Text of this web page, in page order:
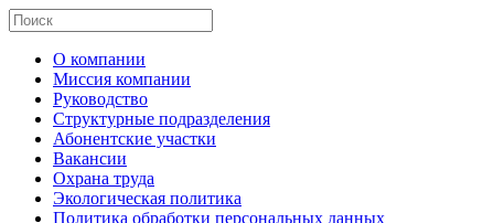
О компании
Миссия компании
Руководство
Структурные подразделения
Абонентские участки
Вакансии
Охрана труда
Экологическая политика
Политика обработки персональных данных